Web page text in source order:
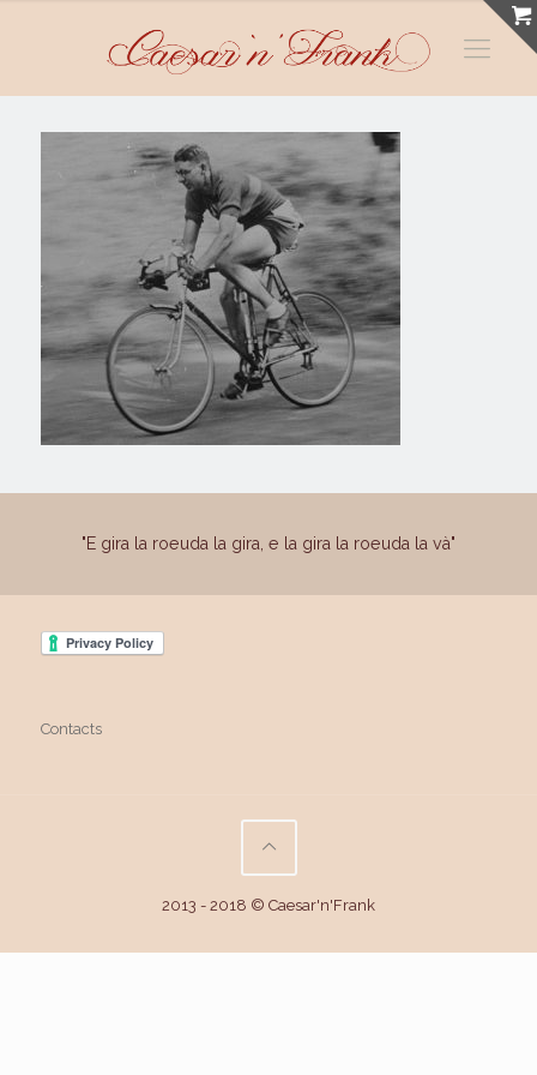
"E gira la roeuda la gira, e la gira la roeuda la và"
Contacts
2013 - 2018 © Caesar'n'Frank